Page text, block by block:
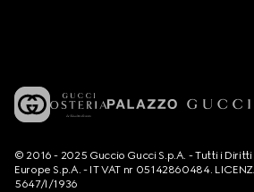
© 2016 - 2025 Guccio Gucci S.p.A. - Tutti i
Europe S.p.A. - IT VAT nr 05142860484.
5647/I/1936